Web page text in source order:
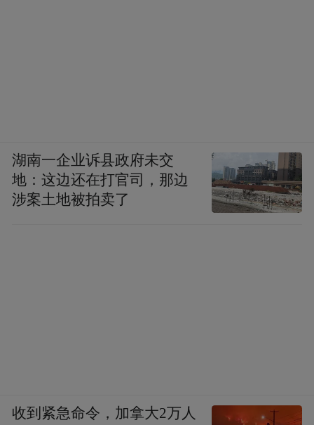
湖南一企业诉县政府未交
地：这边还在打官司，那边
涉案土地被拍卖了
收到紧急命令，加拿大2万人